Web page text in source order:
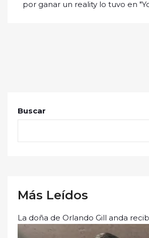
por ganar un reality lo tuvo en
Buscar
Más Leídos
La doña de Orlando Gill anda